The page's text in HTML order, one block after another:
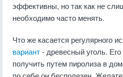
эффективны, но так как не
необходимо часто менять.
Что же касается регулярного
вариант- древесный уголь.
получить путем пиролиза в